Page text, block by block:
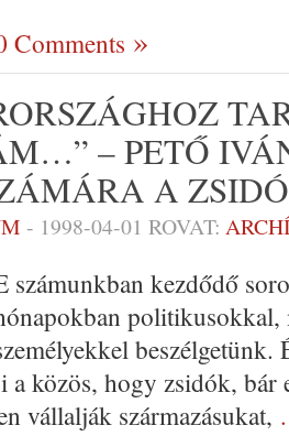
Comments
– PETŐ
A
- 1998-04-01 ROVAT:
számunkban kezdődő
poli­tikusokkal,
a közös, hogy zsidók, bár
vállalják származásukat,